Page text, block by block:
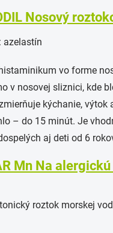
Nosový
azelastín
vo forme
v nosovej sliznici, kde
kýchanie, výtok
– do 15 minút. Je
aj deti od 6
Mn Na
roztok morskej